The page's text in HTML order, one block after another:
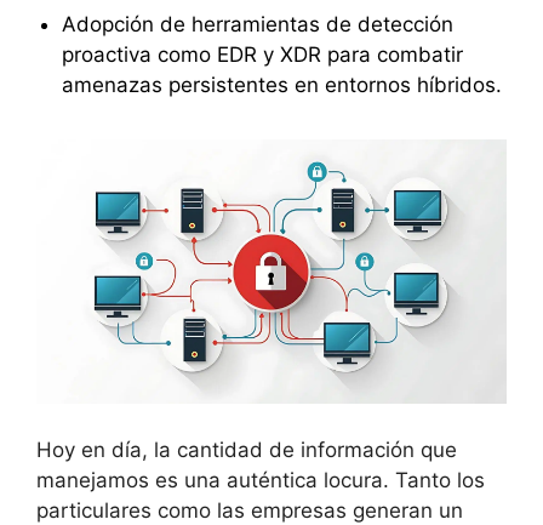
Adopción de herramientas de detección
proactiva como EDR y XDR para combatir
amenazas persistentes en entornos híbridos.
Hoy en día, la cantidad de información que
manejamos es una auténtica locura. Tanto los
particulares como las empresas generan un